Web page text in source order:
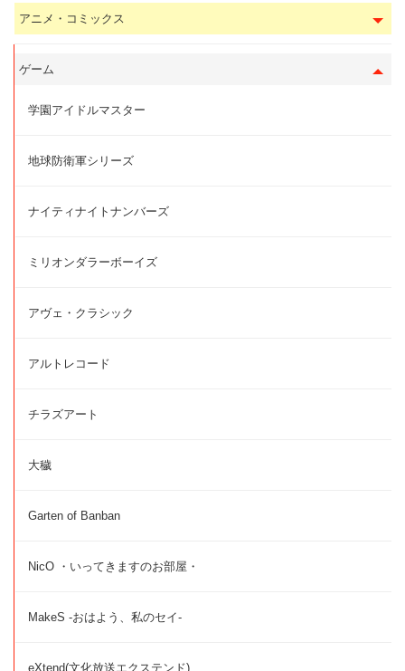
アニメ・コミックス
ゲーム
学園アイドルマスター
地球防衛軍シリーズ
ナイティナイトナンバーズ
ミリオンダラーボーイズ
アヴェ・クラシック
アルトレコード
チラズアート
大穢
Garten of Banban
NicO ・いってきますのお部屋・
MakeS -おはよう、私のセイ-
eXtend(文化放送エクステンド)